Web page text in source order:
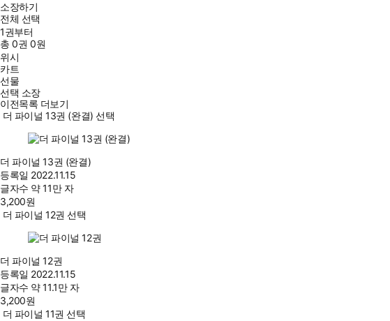
소장하기
전체 선택
1권부터
총0권 0원
위시
카트
선물
선택 소장
이전목록 더보기
더 파이널 13권 (완결) 선택
더 파이널 13권 (완결)
등록일 2022.11.15
글자수 약 11만 자
3,200원
더 파이널 12권 선택
더 파이널 12권
등록일 2022.11.15
글자수 약 11.1만 자
3,200원
더 파이널 11권 선택